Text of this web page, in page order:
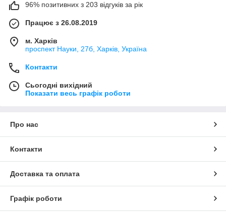
96% позитивних з 203 відгуків за рік
Працює з 26.08.2019
м. Харків
проспект Науки, 27б, Харків, Україна
Контакти
Сьогодні вихідний
Показати весь графік роботи
Про нас
Контакти
Доставка та оплата
Графік роботи